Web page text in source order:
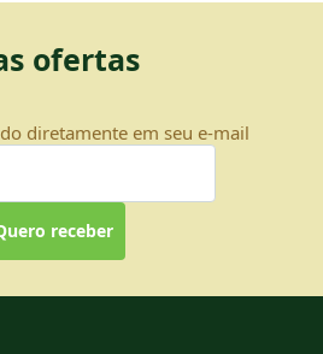
ofertas
diretamente em seu e-mail
receber